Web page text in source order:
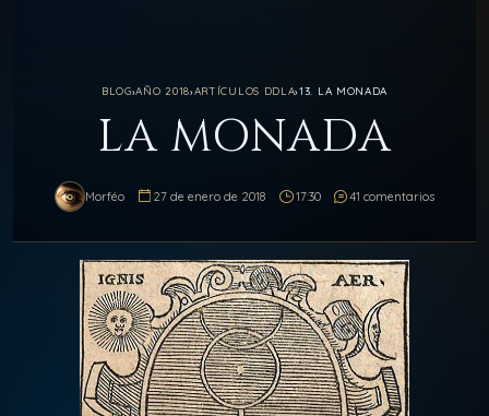
BLOG›AÑO 2018›ARTÍCULOS DDLA›13. LA MONADA
LA MONADA
Morféo 27 de enero de 2018 17:30 41 comentarios